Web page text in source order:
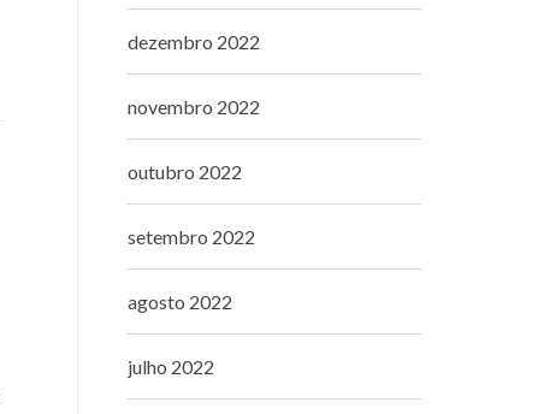
dezembro 2022
novembro 2022
outubro 2022
setembro 2022
agosto 2022
julho 2022